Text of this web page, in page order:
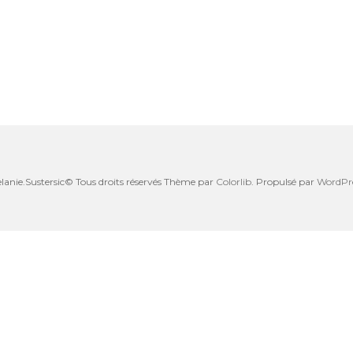
Tous droits réservés Thème par Colorlib. Propulsé par